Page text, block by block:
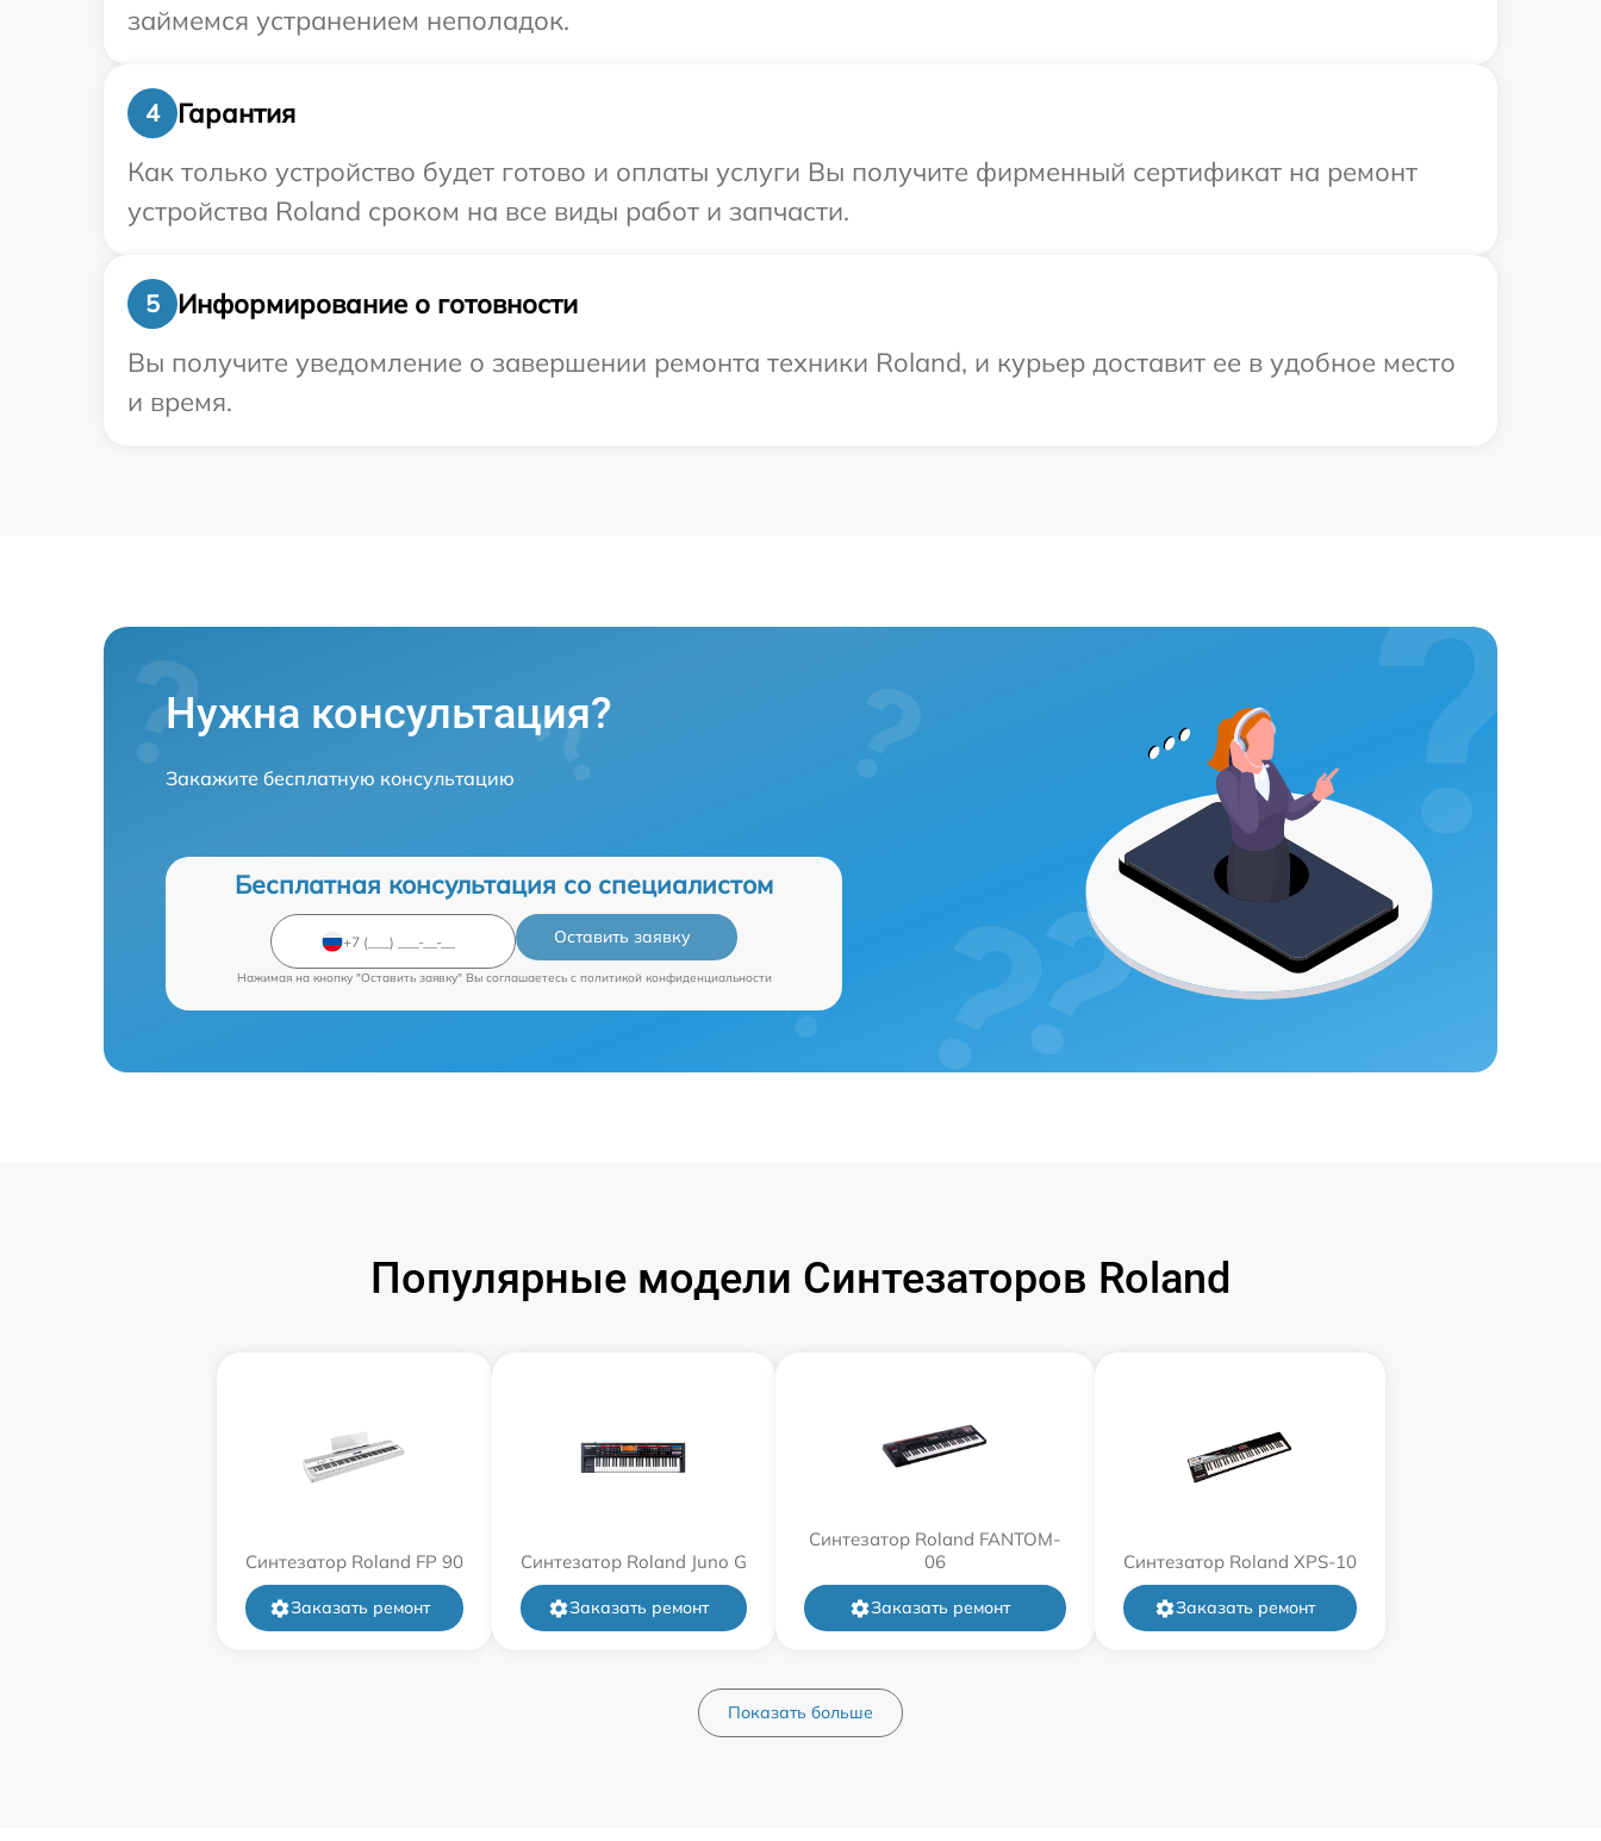
займемся устранением неполадок.
4
Гарантия
Как только устройство будет готово и оплаты услуги Вы получите фирменный сертификат на ремонт
устройства Roland сроком на все виды работ и запчасти.
5
Информирование о готовности
Вы получите уведомление о завершении ремонта техники Roland, и курьер доставит ее в удобное место
и время.
Нужна консультация?
Закажите бесплатную консультацию
Бесплатная консультация со специалистом
Оставить заявку
Нажимая на кнопку "Оставить заявку" Вы соглашаетесь c политикой конфиденциальности
Популярные модели Синтезаторов Roland
Синтезатор Roland FP 90
Заказать ремонт
Синтезатор Roland Juno G
Заказать ремонт
Синтезатор Roland FANTOM-
06
Заказать ремонт
Синтезатор Roland XPS-10
Заказать ремонт
Показать больше